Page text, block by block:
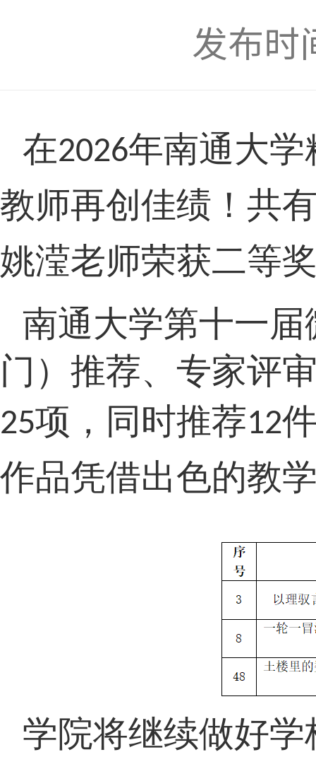
发布时
在2026年南通大
教师再创佳绩 ！共
姚滢老师荣获二等
南通大学第十一
门）推荐、专家评
25项，同时推荐12
作品凭借出色的教
学院将继续做好学